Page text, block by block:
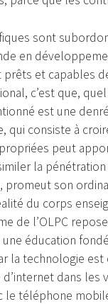
sont
en
et capables
c’est que,
est une
qui consiste à
peut
la
promeut son
du corps
de l’OLPC
éducation
la technologie
d’internet dans
le téléphone